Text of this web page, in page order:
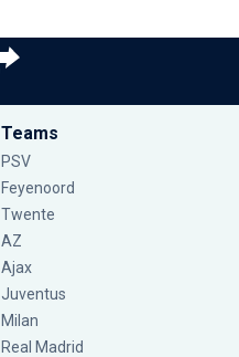
Teams
PSV
Feyenoord
Twente
AZ
Ajax
Juventus
Milan
Real Madrid